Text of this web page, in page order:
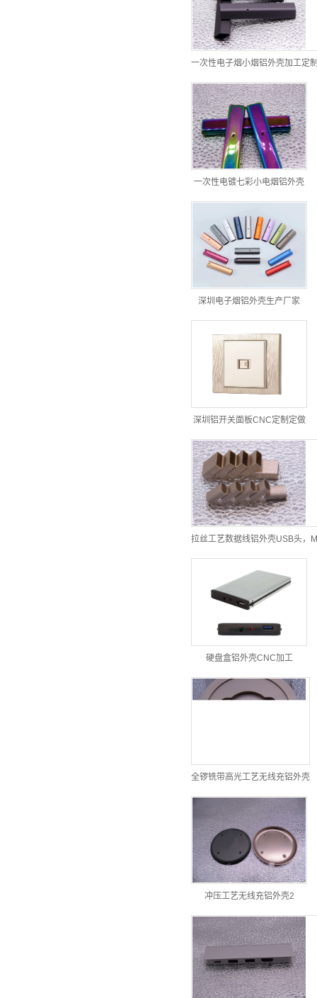
一次性电子烟小烟铝外壳加工定
一次性电镀七彩小电烟铝外壳
深圳电子烟铝外壳生产厂家
深圳铝开关面板CNC定制定做
拉丝工艺数据线铝外壳USB头，
硬盘盒铝外壳CNC加工
全锣铣带高光工艺无线充铝外壳
冲压工艺无线充铝外壳2